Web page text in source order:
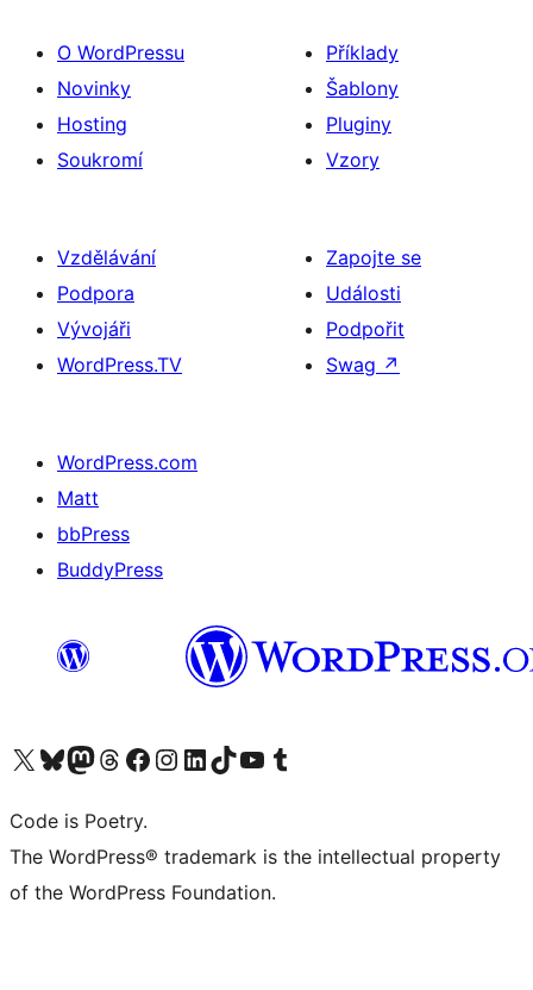
O WordPressu
Novinky
Hosting
Soukromí
Příklady
Šablony
Pluginy
Vzory
Vzdělávání
Podpora
Vývojáři
WordPress.TV
Zapojte se
Události
Podpořit
Swag ↗
WordPress.com
Matt
bbPress
BuddyPress
Navštivte náš účet na X (dříve Twitter)
Navštivte náš Bluesky účetNavštivte náš účet Mastodon
Navštivte náš Threads účetNavštivte naši stránku na Facebooku
Navštivte náš Instagram účetNavštivte náš LinkedIn účetNavštivte náš TikTok účetNavštivte náš YouTube kanálNavštivte náš Tumblr účet
Code is Poetry.
The WordPress® trademark is the intellectual property
of the WordPress Foundation.